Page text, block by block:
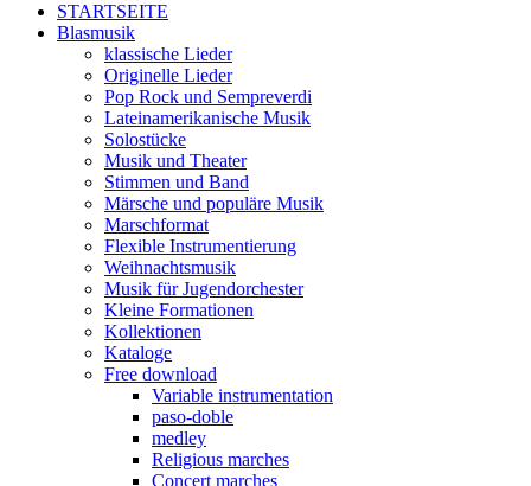
STARTSEITE
Blasmusik
klassische Lieder
Originelle Lieder
Pop Rock und Sempreverdi
Lateinamerikanische Musik
Solostücke
Musik und Theater
Stimmen und Band
Märsche und populäre Musik
Marschformat
Flexible Instrumentierung
Weihnachtsmusik
Musik für Jugendorchester
Kleine Formationen
Kollektionen
Kataloge
Free download
Variable instrumentation
paso-doble
medley
Religious marches
Concert marches